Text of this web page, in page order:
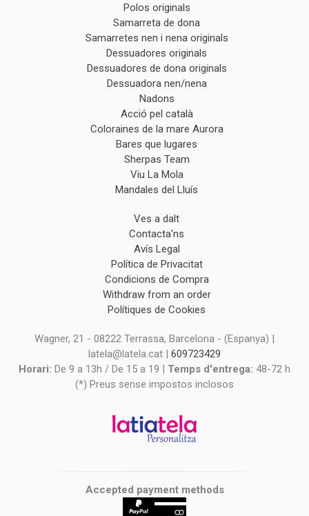
Polos originals
Samarreta de dona
Samarretes nen i nena originals
Dessuadores originals
Dessuadores de dona originals
Dessuadora nen/nena
Nadons
Acció pel català
Coloraines de la mare Aurora
Bares que lugares
Sherpas Team
Viu La Mola
Mandales del Lluís
Ves a dalt
Contacta'ns
Avís Legal
Política de Privacitat
Condicions de Compra
Withdraw from an order
Polítiques de Cookies
Wagner, 21 - 08222 Terrassa, Barcelona - (Espanya) |
latela@latela.cat | 609723429
Horari: De 9 a 13h / De 15 a 19 | Temps d'entrega: 48-72 h
(*) Preus sense impostos inclosos
Accepted payment methods